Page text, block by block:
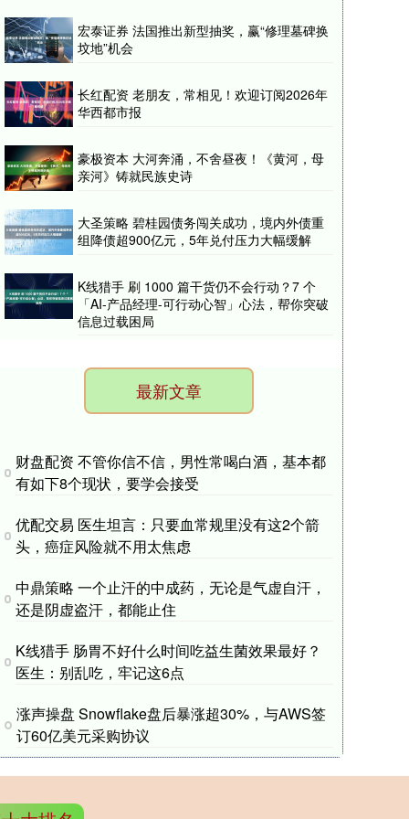
宏泰证券 法国推出新型抽奖，赢“修理墓碑换
坟地”机会
长红配资 老朋友，常相见！欢迎订阅2026年
华西都市报
豪极资本 大河奔涌，不舍昼夜！《黄河，母
亲河》铸就民族史诗
大圣策略 碧桂园债务闯关成功，境内外债重
组降债超900亿元，5年兑付压力大幅缓解
K线猎手 刷 1000 篇干货仍不会行动？7 个
「AI-产品经理-可行动心智」心法，帮你突破
信息过载困局
最新文章
财盘配资 不管你信不信，男性常喝白酒，基本都
有如下8个现状，要学会接受
优配交易 医生坦言：只要血常规里没有这2个箭
头，癌症风险就不用太焦虑
中鼎策略 一个止汗的中成药，无论是气虚自汗，
还是阴虚盗汗，都能止住
K线猎手 肠胃不好什么时间吃益生菌效果最好？
医生：别乱吃，牢记这6点
涨声操盘 Snowflake盘后暴涨超30%，与AWS签
订60亿美元采购协议